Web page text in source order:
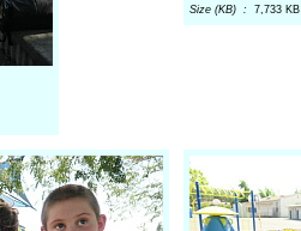
Size (KB) : 7,733 KB